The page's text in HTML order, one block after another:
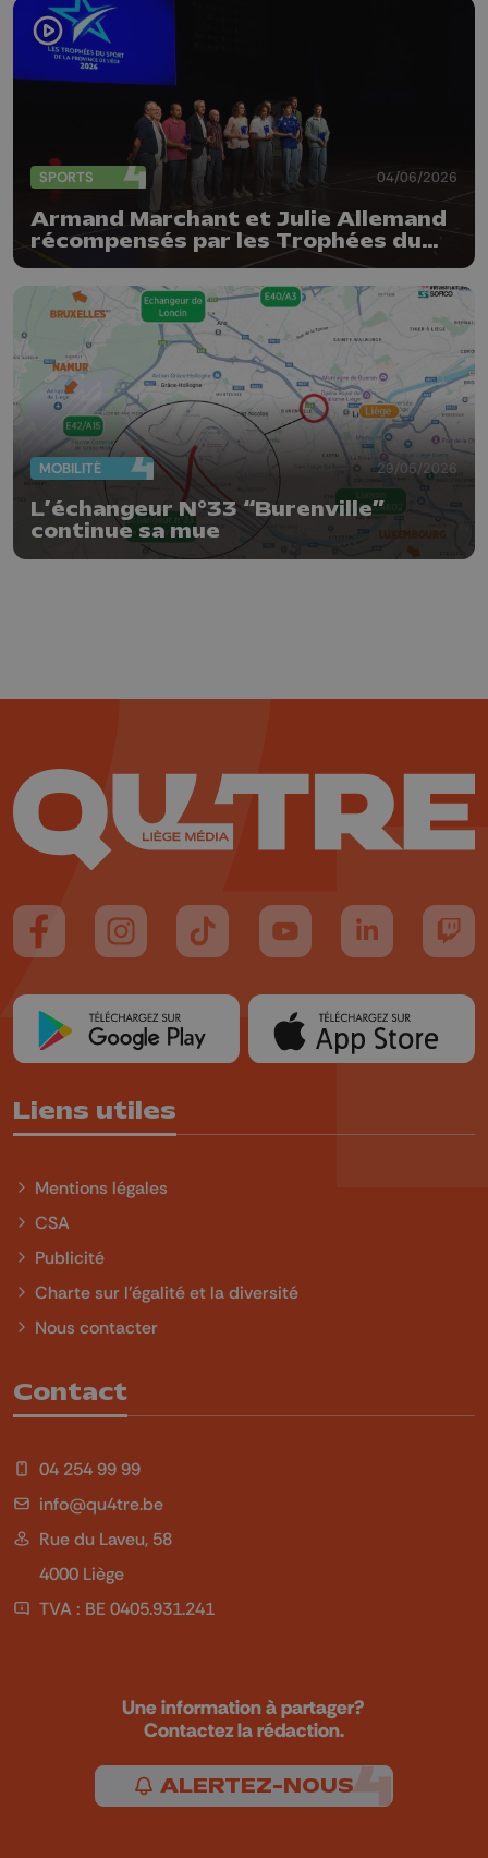
SPORTS 04/06/2026
Armand Marchant et Julie Allemand
récompensés par les Trophées du
sport de la Province de Liège
MOBILITÉ 29/05/2026
L’échangeur N°33 “Burenville”
continue sa mue
Suivez-nous sur FaceBook
Suivez-nous sur Instagram
Suivez-nous sur TikTok
Suivez-nous sur YouTube
Suivez-nous
Liens utiles
Mentions légales
CSA
Publicité
Charte sur l'égalité et la diversité
Nous contacter
Contact
04 254 99 99
info@qu4tre.be
Rue du Laveu, 58
4000 Liège
TVA : BE 0405.931.241
Une information à partager?
Contactez la rédaction.
ALERTEZ-NOUS